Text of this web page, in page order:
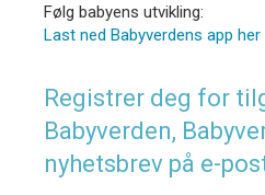
Følg babyens utvikling:
Last ned Babyverdens app her
Registrer deg for
Babyverden,
nyhetsbrev på e-